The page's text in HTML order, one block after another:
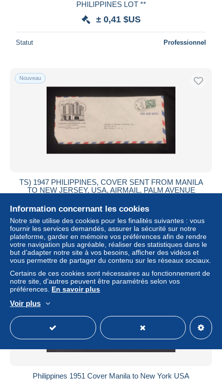
PHILIPPINES LOT **
± 0,41 $US
Statut Professionnel
Nouveau
TS) 1947 PHILIPPINES, COVER SENT FROM MANILA
TO NEW JERSEY, USA, AIRMAIL, PALM AVENUE
± 28,89 $US
Statut Particulier
Nouveau
Philippines 1951 Cover Manila to New York USA
Information concernant les cookies
Notre site utilise des cookies pour les finalités suivantes : vous
fournir les services demandés, assurer la sécurité sur notre
plateforme, garder en mémoire vos préférences afin de rendre
votre navigation plus agréable, réaliser des statistiques dans le
but d’adapter notre site à vos besoins, afficher des vidéos et
vous permettre de partager du contenu sur les réseaux sociaux.
Certains de ces cookies sont nécessaires au fonctionnement de
notre site, d’autres peuvent être paramétrés selon vos
préférences. En savoir plus
Voir plus